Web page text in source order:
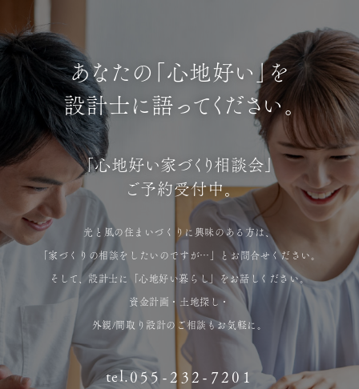
あなたの「心地好い」を
設計士に語ってください。
「心地好い家づくり相談会」
ご予約受付中。
光と風の住まいづくりに興味のある方は、
「家づくりの相談をしたいのですが…」とお問合せください。
そして、設計士に「心地好い暮らし」をお話しください。
資金計画・土地探し・
外観/間取り設計のご相談もお気軽に。
tel.055-232-7201